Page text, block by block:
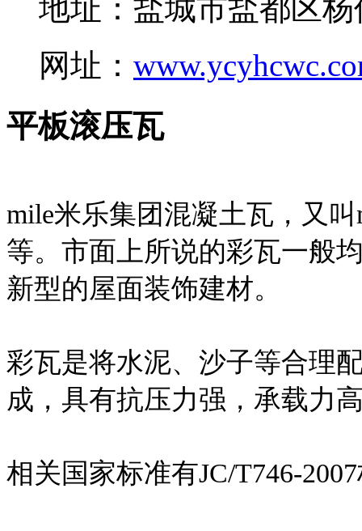
地址：盐城市盐都区
网址：
平板滚压瓦
mile米乐集团混凝土瓦，又
等。市面上所说的彩瓦一般
新型的屋面装饰建材。
彩瓦是将水泥、沙子等合理
成，具有抗压力强，承载力
相关国家标准有JC/T746-